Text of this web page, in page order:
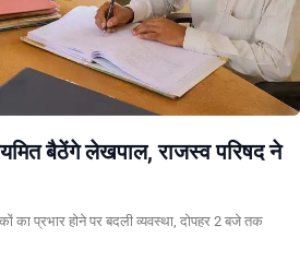
बैठेंगे लेखपाल, राजस्व परिषद ने
का प्रभार होने पर बदली व्यवस्था, दोपहर 2 बजे तक